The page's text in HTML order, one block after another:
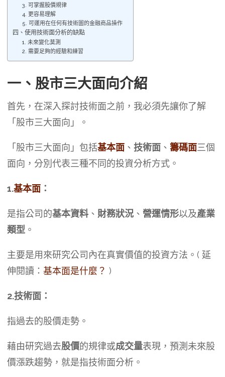
3. 可掌握股價規律
4. 更容易理解
5. 可運用在任何有技術圖的金融商品操作
四、使用技術面分析的缺點
1. 未來變化莫測
2. 需要足夠的經驗和練習
一、股市三大面向介紹
首先，在深入探討技術面之前，我必須先讓你了解
「股市三大面向」。
「股市三大面向」包括基本面、 技術面、 籌碼面三個
面向，分別代表三種不同的投資分析方式。
1.基本面：
是指公司的基本資料、 財務狀況、 營運情形以及產業
類型。
主要是用來研究公司內在真實價值的投資方法。( 延
伸閱讀： 基本面是什麼？ )
2.技術面：
指過去的股價走勢。
藉由研究過去股價的規律或成交量表現，預測未來股
價漲跌趨勢，就是指技術面分析。